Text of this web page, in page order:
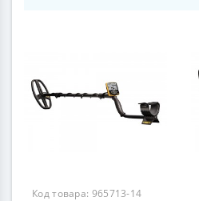
Код товара: 965713-14